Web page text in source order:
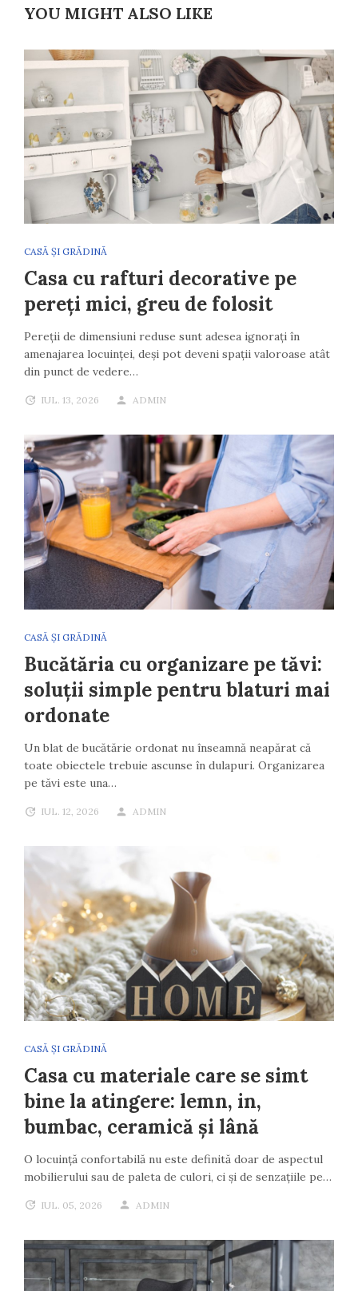
YOU MIGHT ALSO LIKE
CASĂ ȘI GRĂDINĂ
Casa cu rafturi decorative pe
pereți mici, greu de folosit
Pereții de dimensiuni reduse sunt adesea ignorați în
amenajarea locuinței, deși pot deveni spații valoroase atât
din punct de vedere…
IUL. 13, 2026 ADMIN
CASĂ ȘI GRĂDINĂ
Bucătăria cu organizare pe tăvi:
soluții simple pentru blaturi mai
ordonate
Un blat de bucătărie ordonat nu înseamnă neapărat că
toate obiectele trebuie ascunse în dulapuri. Organizarea
pe tăvi este una…
IUL. 12, 2026 ADMIN
CASĂ ȘI GRĂDINĂ
Casa cu materiale care se simt
bine la atingere: lemn, in,
bumbac, ceramică și lână
O locuință confortabilă nu este definită doar de aspectul
mobilierului sau de paleta de culori, ci și de senzațiile pe…
IUL. 05, 2026 ADMIN